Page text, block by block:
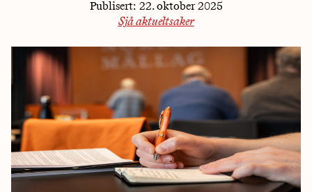
Publisert: 22. oktober 2025
Sjå aktueltsaker